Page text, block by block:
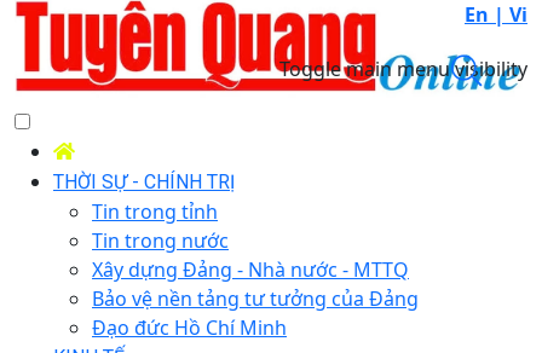
En | Vi
Toggle main menu visibility
THỜI SỰ - CHÍNH TRỊ
Tin trong tỉnh
Tin trong nước
Xây dựng Đảng - Nhà nước - MTTQ
Bảo vệ nền tảng tư tưởng của Đảng
Đạo đức Hồ Chí Minh